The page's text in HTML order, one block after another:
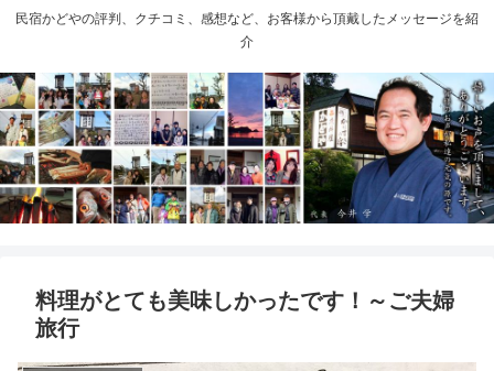
民宿かどやの評判、クチコミ、感想など、お客様から頂戴したメッセージを紹
介
料理がとても美味しかったです！～ご夫婦
旅行